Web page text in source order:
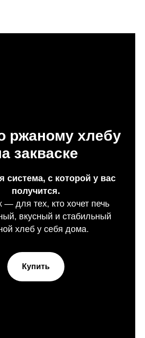
ржаному хлебу
закваске
система, с которой у вас
получится.
— для тех, кто хочет печь
вкусный и стабильный
хлеб у себя дома.
Купить